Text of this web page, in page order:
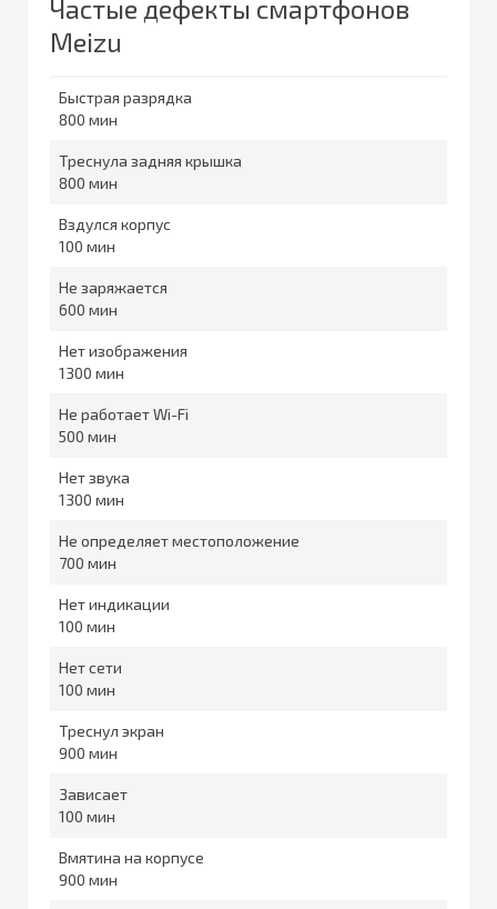
Частые дефекты смартфонов
Meizu
Быстрая разрядка
800
Треснула задняя крышка
800
Вздулся корпус
100
Не заряжается
600
Нет изображения
1300
Не работает Wi-Fi
500
Нет звука
1300
Не определяет местоположение
700
Нет индикации
100
Нет сети
100
Треснул экран
900
Зависает
100
Вмятина на корпусе
900